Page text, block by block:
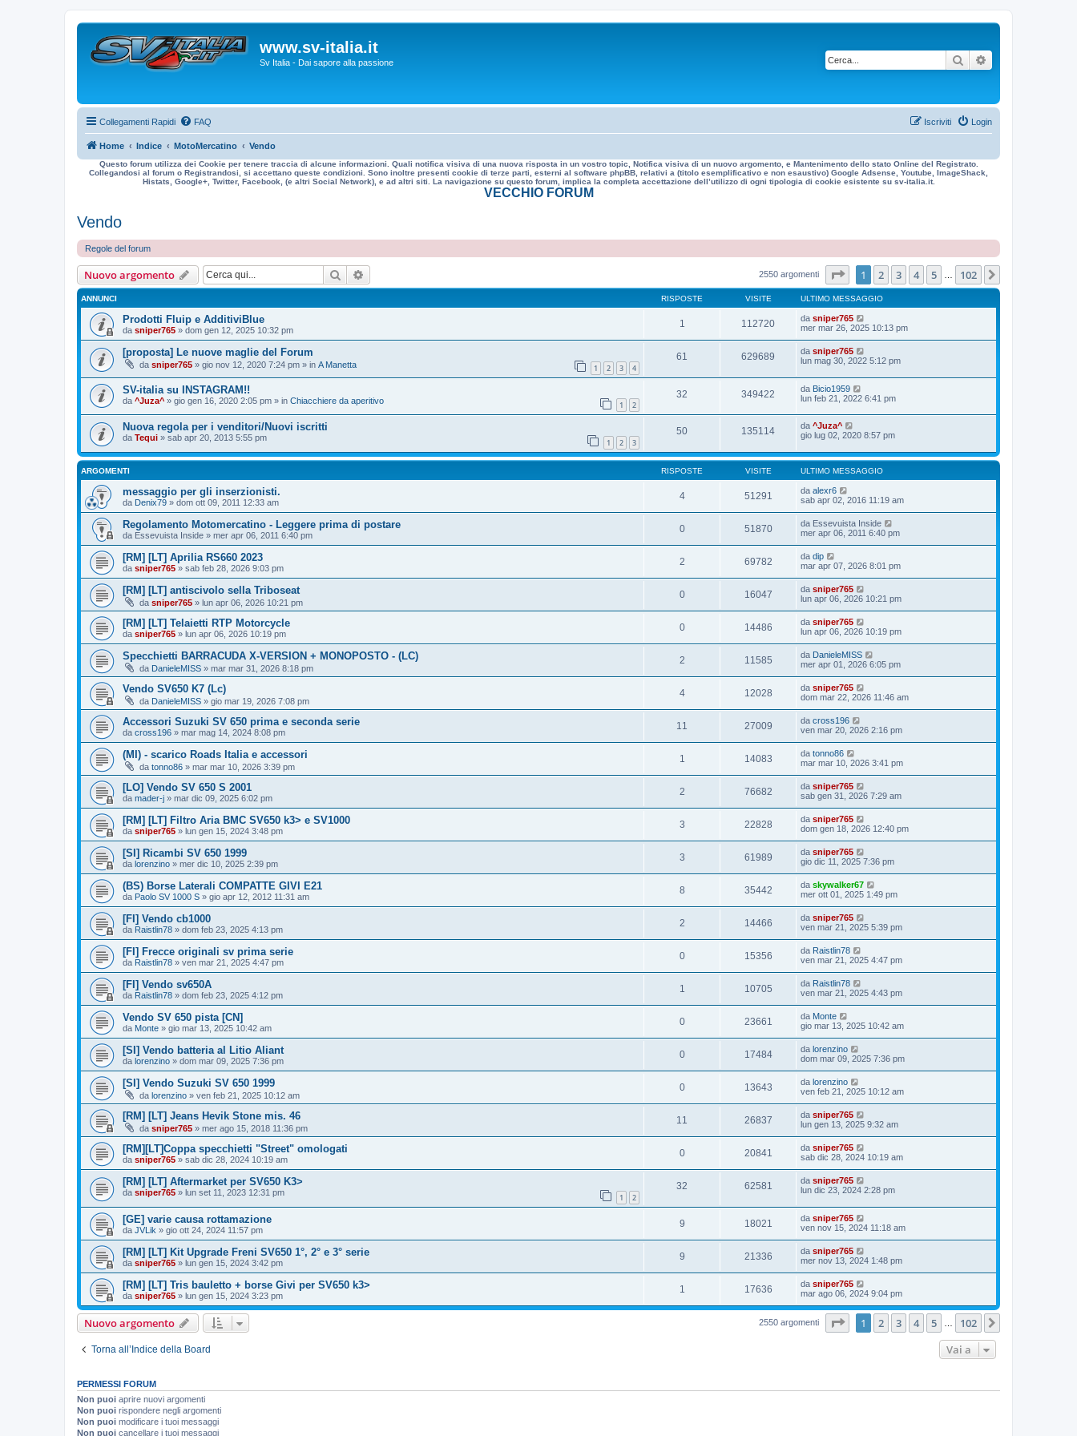
www.sv-italia.it
Sv Italia - Dai sapore alla passione Cerca
Collegamenti Rapidi FAQ Login
Iscriviti
Home Indice MotoMercatino Vendo
Questo forum utilizza dei Cookie per tenere traccia di alcune informazioni. Quali notifica visiva di una nuova risposta in un vostro topic, Notifica visiva di un nuovo argomento, e Mantenimento dello stato Online del Registrato.
Collegandosi al forum o Registrandosi, si accettano queste condizioni. Sono inoltre presenti cookie di terze parti, esterni al software phpBB, relativi a (titolo esemplificativo e non esaustivo) Google Adsense, Youtube, ImageShack,
Histats, Google+, Twitter, Facebook, (e altri Social Network), e ad altri siti. La navigazione su questo forum, implica la completa accettazione dell’utilizzo di ogni tipologia di cookie esistente su sv-italia.it.
VECCHIO FORUM
Vendo
Regole del forum
Nuovo argomento Cerca 2550 argomenti Pagina1 di 102
1 2 3 4 5 102
ANNUNCI RISPOSTE VISITE ULTIMO MESSAGGIO
Prodotti Fluip e AdditiviBlue
da sniper765 » dom gen 12, 2025 10:32 pm
1 112720 da sniper765
mer mar 26, 2025 10:13 pm
[proposta] Le nuove maglie del Forum
da sniper765 » gio nov 12, 2020 7:24 pm » in A Manetta 1 2 3 4
61 629689 da sniper765
lun mag 30, 2022 5:12 pm
SV-italia su INSTAGRAM!!
da ^Juza^ » gio gen 16, 2020 2:05 pm » in Chiacchiere da aperitivo 1 2
32 349422 da Bicio1959
lun feb 21, 2022 6:41 pm
Nuova regola per i venditori/Nuovi iscritti
da Tequi » sab apr 20, 2013 5:55 pm 1 2 3
50 135114 da ^Juza^
gio lug 02, 2020 8:57 pm
ARGOMENTI RISPOSTE VISITE ULTIMO MESSAGGIO
messaggio per gli inserzionisti.
da Denix79 » dom ott 09, 2011 12:33 am
4 51291 da alexr6
sab apr 02, 2016 11:19 am
Regolamento Motomercatino - Leggere prima di postare
da Essevuista Inside » mer apr 06, 2011 6:40 pm
0 51870 da Essevuista Inside
mer apr 06, 2011 6:40 pm
[RM] [LT] Aprilia RS660 2023
da sniper765 » sab feb 28, 2026 9:03 pm
2 69782 da dip
mar apr 07, 2026 8:01 pm
[RM] [LT] antiscivolo sella Triboseat
da sniper765 » lun apr 06, 2026 10:21 pm
0 16047 da sniper765
lun apr 06, 2026 10:21 pm
[RM] [LT] Telaietti RTP Motorcycle
da sniper765 » lun apr 06, 2026 10:19 pm
0 14486 da sniper765
lun apr 06, 2026 10:19 pm
Specchietti BARRACUDA X-VERSION + MONOPOSTO - (LC)
da DanieleMISS » mar mar 31, 2026 8:18 pm
2 11585 da DanieleMISS
mer apr 01, 2026 6:05 pm
Vendo SV650 K7 (Lc)
da DanieleMISS » gio mar 19, 2026 7:08 pm
4 12028 da sniper765
dom mar 22, 2026 11:46 am
Accessori Suzuki SV 650 prima e seconda serie
da cross196 » mar mag 14, 2024 8:08 pm
11 27009 da cross196
ven mar 20, 2026 2:16 pm
(MI) - scarico Roads Italia e accessori
da tonno86 » mar mar 10, 2026 3:39 pm
1 14083 da tonno86
mar mar 10, 2026 3:41 pm
[LO] Vendo SV 650 S 2001
da mader-j » mar dic 09, 2025 6:02 pm
2 76682 da sniper765
sab gen 31, 2026 7:29 am
[RM] [LT] Filtro Aria BMC SV650 k3> e SV1000
da sniper765 » lun gen 15, 2024 3:48 pm
3 22828 da sniper765
dom gen 18, 2026 12:40 pm
[SI] Ricambi SV 650 1999
da lorenzino » mer dic 10, 2025 2:39 pm
3 61989 da sniper765
gio dic 11, 2025 7:36 pm
(BS) Borse Laterali COMPATTE GIVI E21
da Paolo SV 1000 S » gio apr 12, 2012 11:31 am
8 35442 da skywalker67
mer ott 01, 2025 1:49 pm
[FI] Vendo cb1000
da Raistlin78 » dom feb 23, 2025 4:13 pm
2 14466 da sniper765
ven mar 21, 2025 5:39 pm
[FI] Frecce originali sv prima serie
da Raistlin78 » ven mar 21, 2025 4:47 pm
0 15356 da Raistlin78
ven mar 21, 2025 4:47 pm
[FI] Vendo sv650A
da Raistlin78 » dom feb 23, 2025 4:12 pm
1 10705 da Raistlin78
ven mar 21, 2025 4:43 pm
Vendo SV 650 pista [CN]
da Monte » gio mar 13, 2025 10:42 am
0 23661 da Monte
gio mar 13, 2025 10:42 am
[SI] Vendo batteria al Litio Aliant
da lorenzino » dom mar 09, 2025 7:36 pm
0 17484 da lorenzino
dom mar 09, 2025 7:36 pm
[SI] Vendo Suzuki SV 650 1999
da lorenzino » ven feb 21, 2025 10:12 am
0 13643 da lorenzino
ven feb 21, 2025 10:12 am
[RM] [LT] Jeans Hevik Stone mis. 46
da sniper765 » mer ago 15, 2018 11:36 pm
11 26837 da sniper765
lun gen 13, 2025 9:32 am
[RM][LT]Coppa specchietti "Street" omologati
da sniper765 » sab dic 28, 2024 10:19 am
0 20841 da sniper765
sab dic 28, 2024 10:19 am
[RM] [LT] Aftermarket per SV650 K3>
da sniper765 » lun set 11, 2023 12:31 pm 1 2
32 62581 da sniper765
lun dic 23, 2024 2:28 pm
[GE] varie causa rottamazione
da JVLik » gio ott 24, 2024 11:57 pm
9 18021 da sniper765
ven nov 15, 2024 11:18 am
[RM] [LT] Kit Upgrade Freni SV650 1°, 2° e 3° serie
da sniper765 » lun gen 15, 2024 3:42 pm
9 21336 da sniper765
mer nov 13, 2024 1:48 pm
[RM] [LT] Tris bauletto + borse Givi per SV650 k3>
da sniper765 » lun gen 15, 2024 3:23 pm
1 17636 da sniper765
mar ago 06, 2024 9:04 pm
Nuovo argomento 2550 argomenti Pagina1 di 102
1 2 3 4 5 102
Torna all’Indice della Board Vai a
PERMESSI FORUM
Non puoi aprire nuovi argomenti
Non puoi rispondere negli argomenti
Non puoi modificare i tuoi messaggi
Non puoi cancellare i tuoi messaggi